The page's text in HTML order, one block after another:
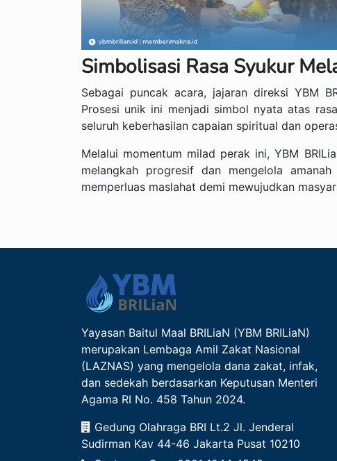
Simbolisasi Rasa Syukur
Sebagai puncak acara, jajaran direksi YBM
Prosesi unik ini menjadi simbol nyata atas
seluruh keberhasilan capaian spiritual dan
Melalui momentum milad perak ini, YBM
melangkah progresif dan mengelola
memperluas maslahat demi mewujudkan
Yayasan Baitul Maal BRILiaN (YBM BRILiaN)
merupakan Lembaga Amil Zakat Nasional
(LAZNAS) yang mengelola dana zakat, infak,
dan sedekah berdasarkan Keputusan Menteri
Agama RI No. 458 Tahun 2024.
Gedung Olahraga BRI Lt.2 Jl. Jenderal
Sudirman Kav 44-46 Jakarta Pusat 10210